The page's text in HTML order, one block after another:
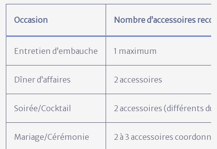
Occasion Nombre d’accessoires
Entretien d’embauche 1 maximum
Dîner d’affaires 2 accessoires
Soirée/Cocktail 2 accessoires (différents
Mariage/Cérémonie 2 à 3 accessoires